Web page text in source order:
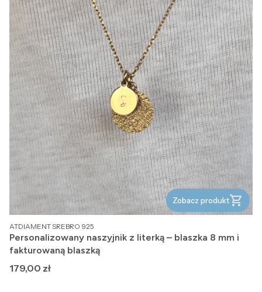
Zobacz produkt
PRODUCENT
ATDIAMENT SREBRO 925
Personalizowany naszyjnik z literką – blaszka 8 mm i
fakturowaną blaszką
Cena
179,00 zł